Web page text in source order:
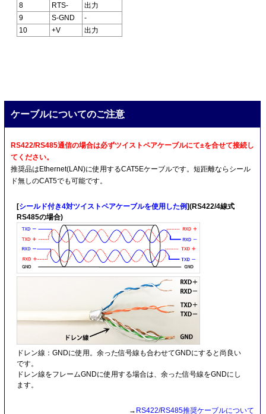
8
RTS-
出力
9
S-GND
-
10
+V 出力
ケーブルについてのご注意
RS422/RS485通信の場合は必ずツイストペアケーブルにて±を合せて接続し
てください。
推奨品はEthernet(LAN)に使用するCAT5Eケーブルです。短距離ならシール
ド無しのCAT5でも可能です。
[シールド付き4対ツイストペアケーブルを使用した例](RS422/4線式
RS485の場合)
ドレン線：GNDに使用。余った信号線も合わせてGNDにすると尚良い
です。
ドレン線をフレームGNDに使用する場合は、余った信号線をGNDにし
ます。
→ RS422/RS485推奨ケーブルについて